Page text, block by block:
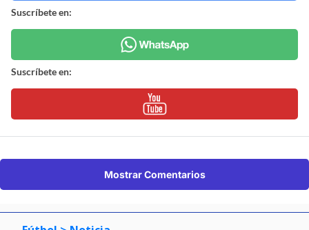
Suscríbete en:
Suscríbete en:
Mostrar Comentarios